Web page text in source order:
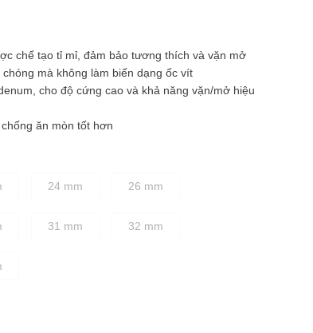
chế tạo tỉ mỉ, đảm bảo tương thích và vặn mở
mà không làm biến dạng ốc vít
cho độ cứng cao và khả năng vặn/mở hiệu
ăn mòn tốt hơn
24 mm 26 mm
31 mm 32 mm